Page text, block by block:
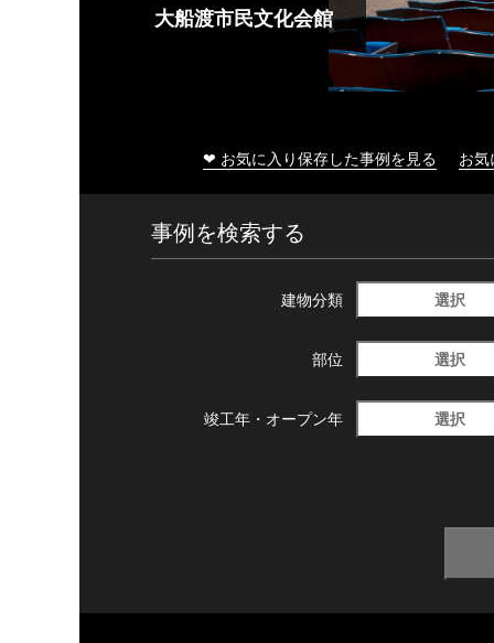
大船渡市民文化会館
❤ お気に入り保存した事例を見る お
事例を検索する
建物分類 選択
部位 選択
竣工年・ オープン年 選択